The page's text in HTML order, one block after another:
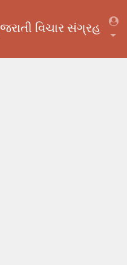
વિચાર સંગ્રહ